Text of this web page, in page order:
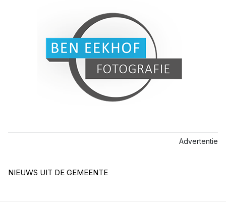
Advertentie
NIEUWS UIT DE GEMEENTE